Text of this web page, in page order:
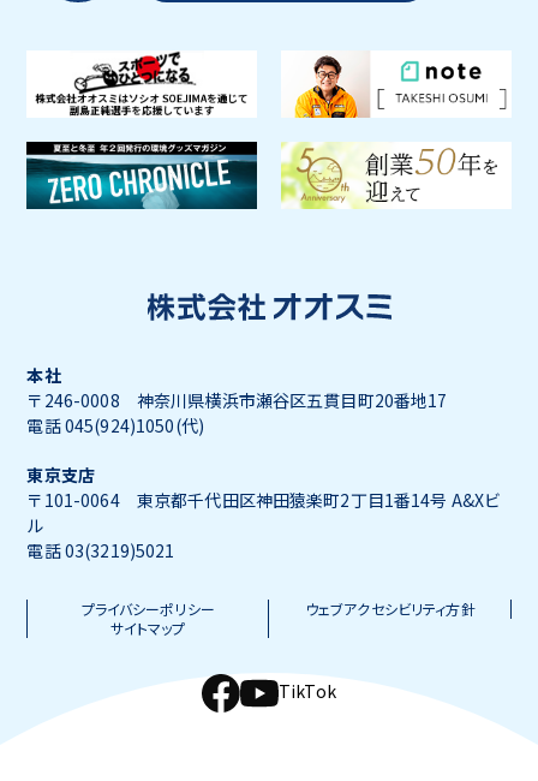
本社
〒246-0008 神奈川県横浜市瀬谷区五貫目町20番地17
電話 045(924)1050(代)
東京支店
〒101-0064 東京都千代田区神田猿楽町2丁目1番14号 A&Xビ
ル
電話 03(3219)5021
プライバシーポリシー
ウェブアクセシビリティ方針
サイトマップ
TikTok